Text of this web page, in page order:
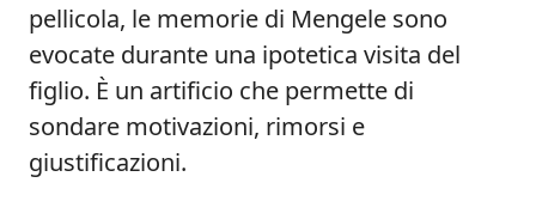
pellicola, le memorie di Mengele sono
evocate durante una ipotetica visita del
figlio. È un artificio che permette di
sondare motivazioni, rimorsi e
giustificazioni.